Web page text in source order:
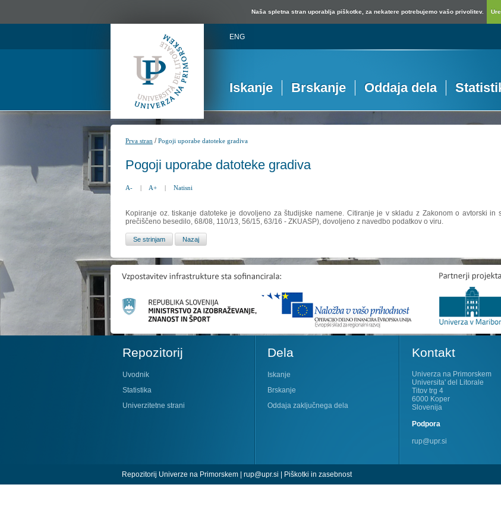
Naša spletna stran uporablja piškotke, za nekatere potrebujemo vašo privolitev.
ENG
Iskanje Brskanje Oddaja dela
Prva stran /Pogoji uporabe datoteke gradiva
Pogoji uporabe datoteke gradiva
A- | A+ | Natisni
Kopiranje oz. tiskanje datoteke je dovoljeno za študijske namene. Citiranje je v skladu z Zakonom o avtorski
prečiščeno besedilo, 68/08, 110/13, 56/15, 63/16 - ZKUASP), dovoljeno z navedbo podatkov o viru.
Repozitorij
Uvodnik
Statistika
Univerzitetne strani
Dela
Iskanje
Brskanje
Oddaja zaključnega dela
Kontakt
Univerza na Primorskem
Universita' del Litorale
Titov trg 4
6000 Koper
Slovenija
Podpora
rup@upr.si
Repozitorij Univerze na Primorskem | rup@upr.si | Piškotki in zasebnost